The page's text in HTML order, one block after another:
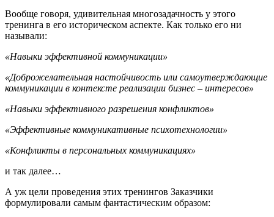
Вообще говоря, удивительная многозадачность у этого
тренинга в его историческом аспекте. Как только его ни
называли:
«Навыки эффективной коммуникации»
«Доброжелательная настойчивость или самоутверждающие
коммуникации в контексте реализации бизнес – интересов»
«Навыки эффективного разрешения конфликтов»
«Эффективные коммуникативные психотехнологии»
«Конфликты в персональных коммуникациях»
и так далее…
А уж цели проведения этих тренингов Заказчики
формулировали самым фантастическим образом: